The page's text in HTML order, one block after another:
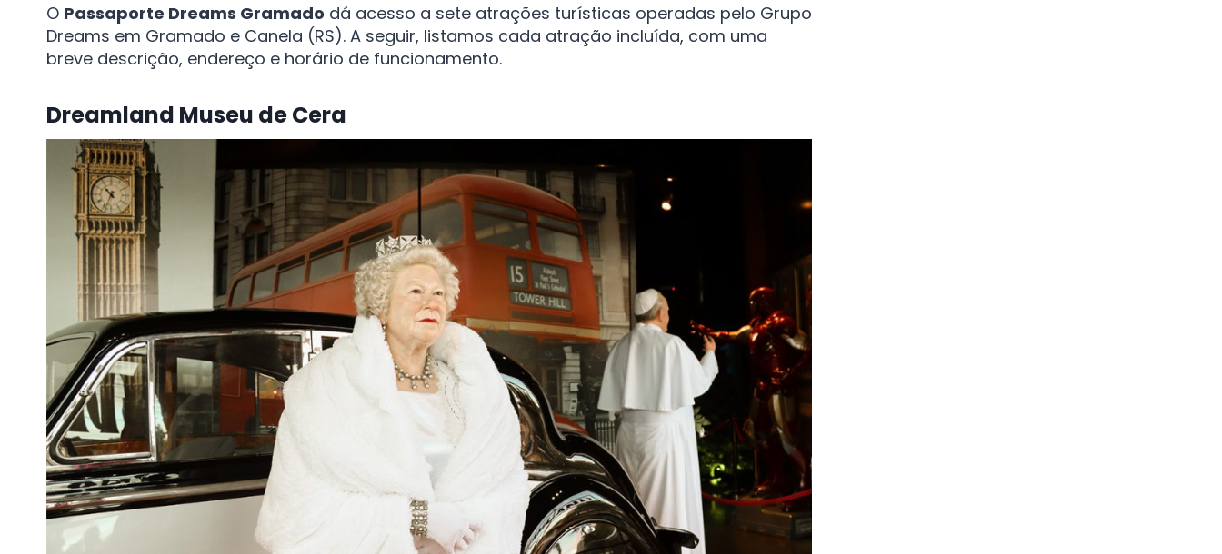
O Passaporte Dreams Gramado dá acesso a sete atrações turísticas operadas pelo Grupo
Dreams em Gramado e Canela (RS). A seguir, listamos cada atração incluída, com uma
breve descrição, endereço e horário de funcionamento.
Dreamland Museu de Cera